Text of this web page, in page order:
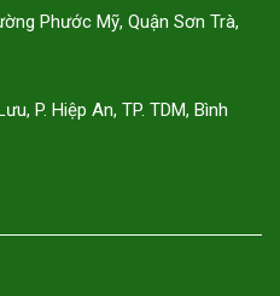
Phước Mỹ, Quận Sơn Trà,
P. Hiệp An, TP. TDM, Bình